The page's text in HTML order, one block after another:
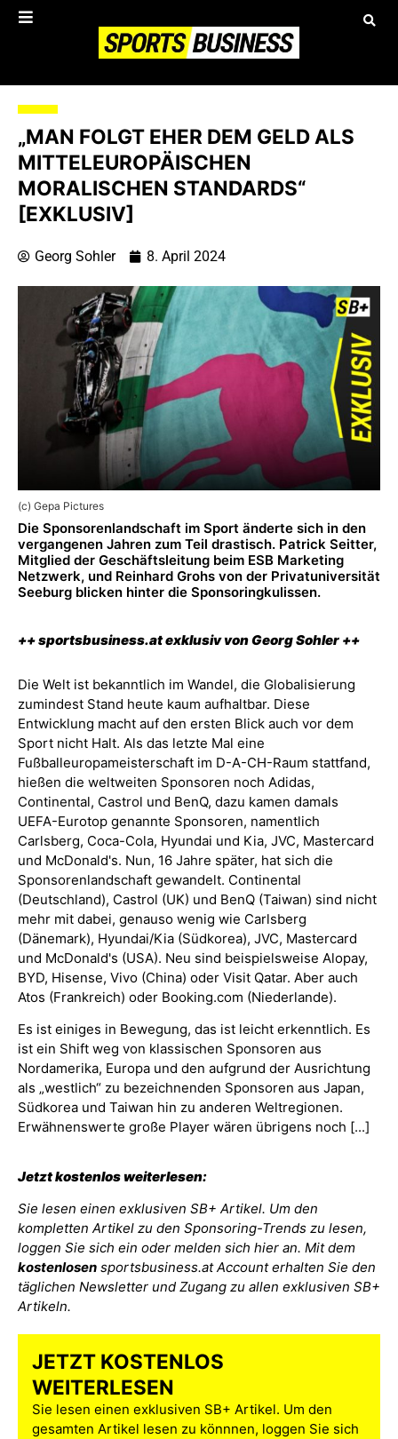
„MAN FOLGT EHER DEM GELD ALS
MITTELEUROPÄISCHEN
MORALISCHEN STANDARDS“
[EXKLUSIV]
Georg Sohler 8. April 2024
(c) Gepa Pictures
Die Sponsorenlandschaft im Sport änderte sich in den
vergangenen Jahren zum Teil drastisch. Patrick Seitter,
Mitglied der Geschäftsleitung beim ESB Marketing
Netzwerk, und Reinhard Grohs von der Privatuniversität
Seeburg blicken hinter die Sponsoringkulissen.
++ sportsbusiness.at exklusiv von Georg Sohler ++
Die Welt ist bekanntlich im Wandel, die Globalisierung
zumindest Stand heute kaum aufhaltbar. Diese
Entwicklung macht auf den ersten Blick auch vor dem
Sport nicht Halt. Als das letzte Mal eine
Fußballeuropameisterschaft im D-A-CH-Raum stattfand,
hießen die weltweiten Sponsoren noch Adidas,
Continental, Castrol und BenQ, dazu kamen damals
UEFA-Eurotop genannte Sponsoren, namentlich
Carlsberg, Coca-Cola, Hyundai und Kia, JVC, Mastercard
und McDonald's. Nun, 16 Jahre später, hat sich die
Sponsorenlandschaft gewandelt. Continental
(Deutschland), Castrol (UK) und BenQ (Taiwan) sind nicht
mehr mit dabei, genauso wenig wie Carlsberg
(Dänemark), Hyundai/Kia (Südkorea), JVC, Mastercard
und McDonald's (USA). Neu sind beispielsweise Alopay,
BYD, Hisense, Vivo (China) oder Visit Qatar. Aber auch
Atos (Frankreich) oder Booking.com (Niederlande).
Es ist einiges in Bewegung, das ist leicht erkenntlich. Es
ist ein Shift weg von klassischen Sponsoren aus
Nordamerika, Europa und den aufgrund der Ausrichtung
als „westlich“ zu bezeichnenden Sponsoren aus Japan,
Südkorea und Taiwan hin zu anderen Weltregionen.
Erwähnenswerte große Player wären übrigens noch [...]
Jetzt kostenlos weiterlesen:
Sie lesen einen exklusiven SB+ Artikel. Um den
kompletten Artikel zu den Sponsoring-Trends zu lesen,
loggen Sie sich ein oder melden sich hier an. Mit dem
kostenlosen sportsbusiness.at Account erhalten Sie den
täglichen Newsletter und Zugang zu allen exklusiven SB+
Artikeln.
JETZT KOSTENLOS
WEITERLESEN
Sie lesen einen exklusiven SB+ Artikel. Um den
gesamten Artikel lesen zu könnnen, loggen Sie sich